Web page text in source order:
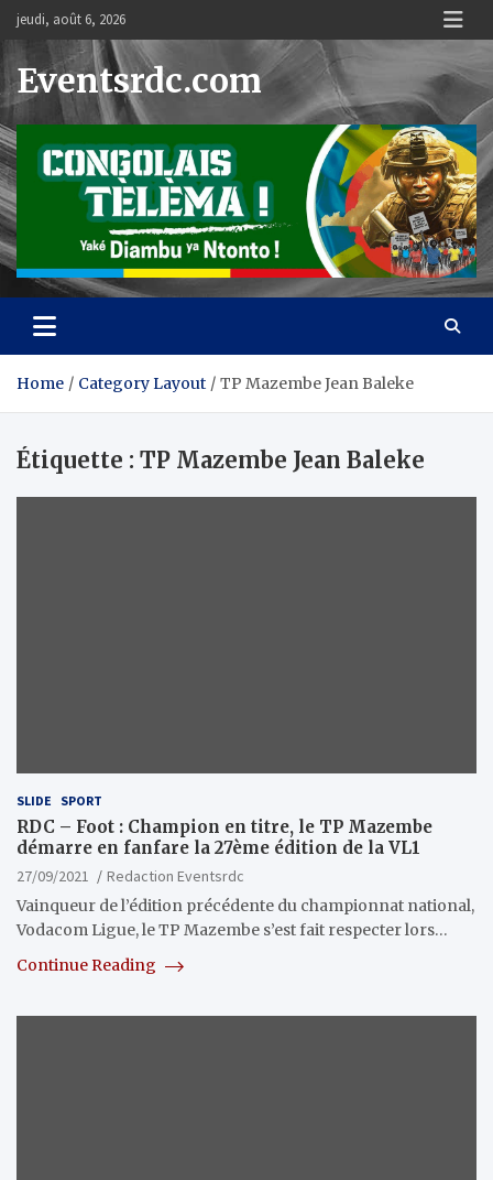
Skip
content
jeudi, août 6, 2026
Eventsrdc.com
Home Category Layout TP Mazembe Jean Baleke
Étiquette : TP Mazembe Jean Baleke
SLIDE SPORT
RDC – Foot : Champion en titre, le TP Mazembe
démarre en fanfare la 27ème édition de la VL1
27/09/2021
Redaction Eventsrdc
Vainqueur de l’édition précédente du championnat national,
Vodacom Ligue, le TP Mazembe s’est fait respecter lors…
Continue Reading